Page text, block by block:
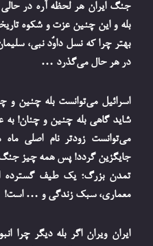
جنگ ایران هر لحظه آره در
بله و این چنین عزت و شکوه
بهتر چرا که نسل داوُد نبی،
در هر حال می‌گذرد …
اسرائیل می‌توانست بله چنین و
شاید گاهی بله چنین و چنان! به
جایگزین گردد! پس همه چیز
تمدن بزرگ؛ یک طیف گسترده
معماری، سبک زندگی و … است!
ایران ویران اگر بله دیگر چرا